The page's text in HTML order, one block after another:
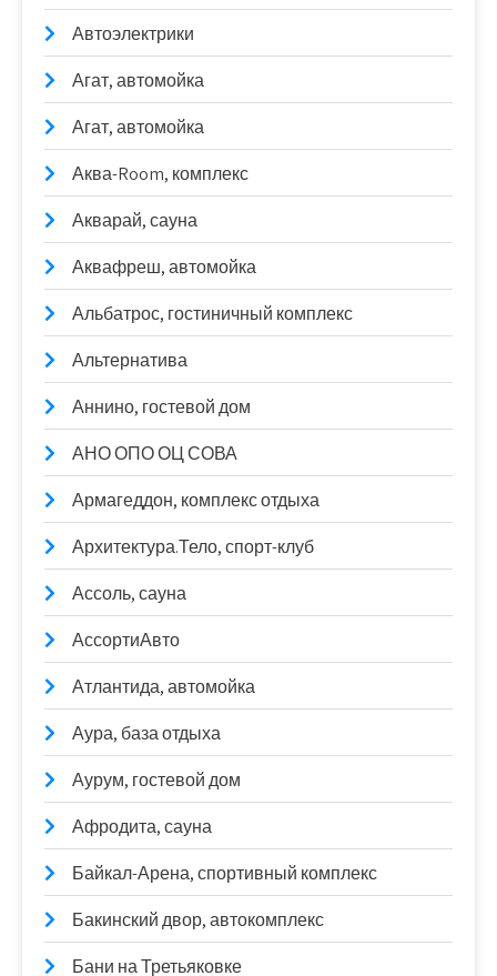
Автоэлектрики
Агат, автомойка
Агат, автомойка
Аква-Room, комплекс
Акварай, сауна
Аквафреш, автомойка
Альбатрос, гостиничный комплекс
Альтернатива
Аннино, гостевой дом
АНО ОПО ОЦ СОВА
Армагеддон, комплекс отдыха
Архитектура.Тело, спорт-клуб
Ассоль, сауна
АссортиАвто
Атлантида, автомойка
Аура, база отдыха
Аурум, гостевой дом
Афродита, сауна
Байкал-Арена, спортивный комплекс
Бакинский двор, автокомплекс
Бани на Третьяковке